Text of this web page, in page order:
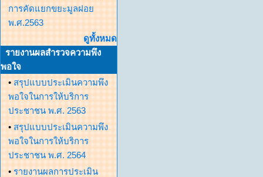
การคัดแยกขยะมูลฝอย
พ.ศ.2563
ดูทั้งหมด
รายงานผลสำรวจความพึง
พอใจ
• สรุปแบบประเมินความพึง
พอใจในการให้บริการ
ประชาชน พ.ศ. 2563
• สรุปแบบประเมินความพึง
พอใจในการให้บริการ
ประชาชน พ.ศ. 2564
• รายงานผลการประเมิน